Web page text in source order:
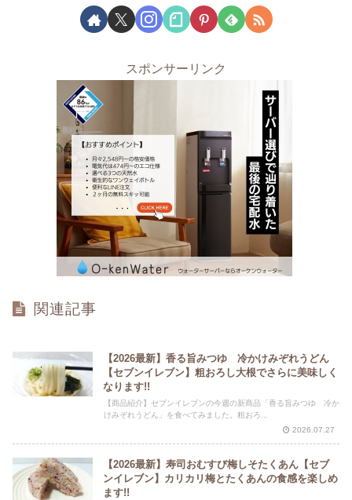
スポンサーリンク
関連記事
【2026最新】香る旨みつゆ 冷かけみぞれうどん
【セブンイレブン】粗おろし大根でさらに美味しく
なります!!
【商品紹介】セブンイレブンの今週の新商品「香る旨みつゆ 冷か
けみぞれうどん」を食べてみました。粗おろ...
2026.07.27
【2026最新】寿司おむすび梅しそたくあん【セブ
ンイレブン】カリカリ梅とたくあんの食感を楽しめ
ます!!